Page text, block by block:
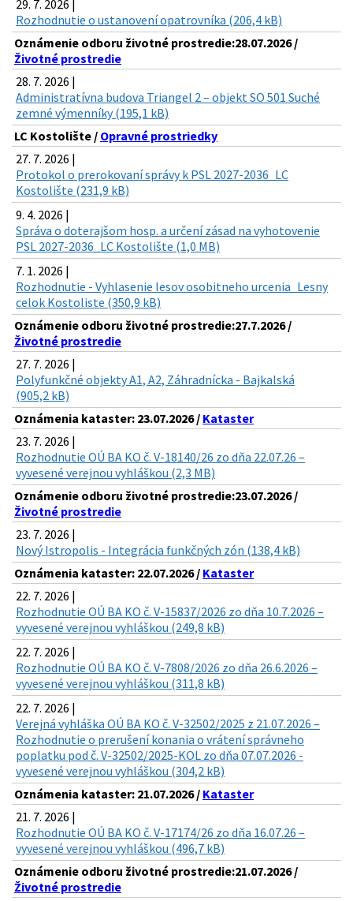
29. 7. 2026 |
Rozhodnutie o ustanovení opatrovníka (206,4 kB)
Oznámenie odboru životné prostredie:28.07.2026 /
Životné prostredie
28. 7. 2026 |
Administratívna budova Triangel 2 – objekt SO 501 Suché
zemné výmenníky (195,1 kB)
LC Kostolište / Opravné prostriedky
27. 7. 2026 |
Protokol o prerokovaní správy k PSL 2027-2036_LC
Kostolište (231,9 kB)
9. 4. 2026 |
Správa o doterajšom hosp. a určení zásad na vyhotovenie
PSL 2027-2036_LC Kostolište (1,0 MB)
7. 1. 2026 |
Rozhodnutie - Vyhlasenie lesov osobitneho urcenia_Lesny
celok Kostoliste (350,9 kB)
Oznámenie odboru životné prostredie:27.7.2026 /
Životné prostredie
27. 7. 2026 |
Polyfunkčné objekty A1, A2, Záhradnícka - Bajkalská
(905,2 kB)
Oznámenia kataster: 23.07.2026 / Kataster
23. 7. 2026 |
Rozhodnutie OÚ BA KO č. V-18140/26 zo dňa 22.07.26 –
vyvesené verejnou vyhláškou (2,3 MB)
Oznámenie odboru životné prostredie:23.07.2026 /
Životné prostredie
23. 7. 2026 |
Nový Istropolis - Integrácia funkčných zón (138,4 kB)
Oznámenia kataster: 22.07.2026 / Kataster
22. 7. 2026 |
Rozhodnutie OÚ BA KO č. V-15837/2026 zo dňa 10.7.2026 –
vyvesené verejnou vyhláškou (249,8 kB)
22. 7. 2026 |
Rozhodnutie OÚ BA KO č. V-7808/2026 zo dňa 26.6.2026 –
vyvesené verejnou vyhláškou (311,8 kB)
22. 7. 2026 |
Verejná vyhláška OÚ BA KO č. V-32502/2025 z 21.07.2026 –
Rozhodnutie o prerušení konania o vrátení správneho
poplatku pod č. V-32502/2025-KOL zo dňa 07.07.2026 -
vyvesené verejnou vyhláškou (304,2 kB)
Oznámenia kataster: 21.07.2026 / Kataster
21. 7. 2026 |
Rozhodnutie OÚ BA KO č. V-17174/26 zo dňa 16.07.26 –
vyvesené verejnou vyhláškou (496,7 kB)
Oznámenie odboru životné prostredie:21.07.2026 /
Životné prostredie